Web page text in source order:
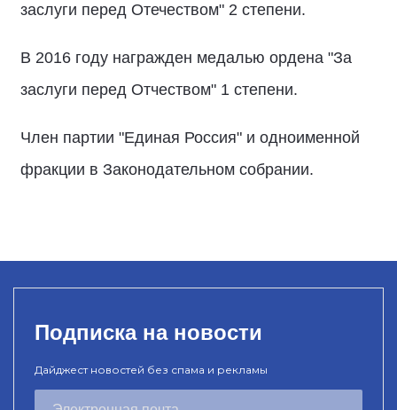
заслуги перед Отечеством" 2 степени.
В 2016 году награжден медалью ордена "За
заслуги перед Отчеством" 1 степени.
Член партии "Единая Россия" и одноименной
фракции в Законодательном собрании.
Подписка на новости
Дайджест новостей без спама и рекламы